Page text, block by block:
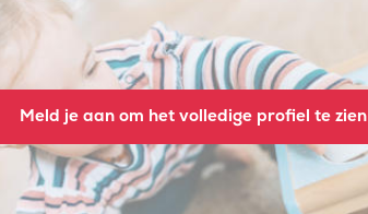
Meld je aan om het volledige profiel te zien